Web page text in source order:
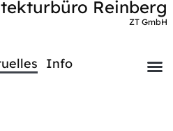
Reinberg
ZT GmbH
Info